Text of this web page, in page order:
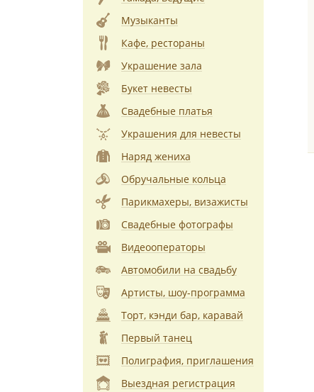
Музыканты
Кафе, рестораны
Украшение зала
Букет невесты
Свадебные платья
Украшения для невесты
Наряд жениха
Обручальные кольца
Парикмахеры, визажисты
Свадебные фотографы
Видеооператоры
Автомобили на свадьбу
Артисты, шоу-программа
Торт, кэнди бар, каравай
Первый танец
Полиграфия, приглашения
Выездная регистрация